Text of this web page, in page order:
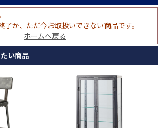
了か、ただ今お取扱いできない商品です。
ホームへ戻る
い商品